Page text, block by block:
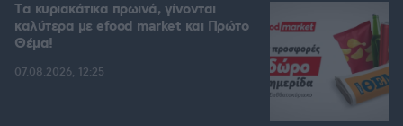
Tα κυριακάτικα πρωινά, γίνονται
καλύτερα με efood market και Πρώτο
Θέμα!
07.08.2026, 12:25